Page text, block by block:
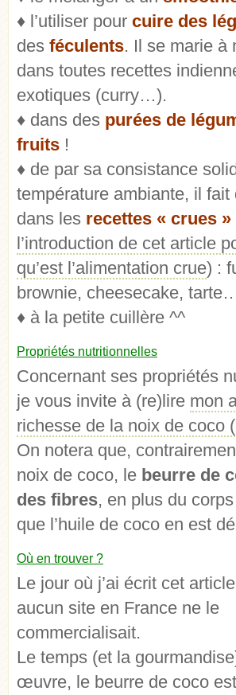
♦ l’utiliser pour cuire des
des féculents. Il se marie à
dans toutes recettes
exotiques (curry…).
♦ dans des purées de
fruits !
♦ de par sa consistance
température ambiante, il fait
dans les recettes « crues »
l’introduction de cet article
qu’est l’alimentation crue) :
brownie, cheesecake,
♦ à la petite cuillère ^^
Propriétés nutritionnelles
Concernant ses propriétés
je vous invite à (re)lire mon
richesse de la noix de coco
On notera que,
noix de coco, le beurre de
des fibres, en plus du
que l’huile de coco en est
Où en trouver ?
Le jour où j’ai écrit cet
aucun site en France ne le
commercialisait.
Le temps (et la
œuvre, le beurre de coco